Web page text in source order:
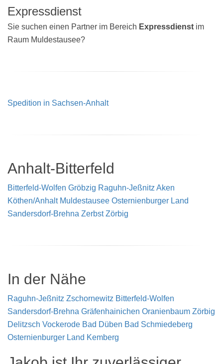
Expressdienst
Sie suchen einen Partner im Bereich Expressdienst im
Raum Muldestausee?
Spedition in Sachsen-Anhalt
Anhalt-Bitterfeld
Bitterfeld-Wolfen Gröbzig Raguhn-Jeßnitz Aken
Köthen/Anhalt Muldestausee Osternienburger Land
Sandersdorf-Brehna Zerbst Zörbig
In der Nähe
Raguhn-Jeßnitz Zschornewitz Bitterfeld-Wolfen
Sandersdorf-Brehna Gräfenhainichen Oranienbaum Zörbig
Delitzsch Vockerode Bad Düben Bad Schmiedeberg
Osternienburger Land Kemberg